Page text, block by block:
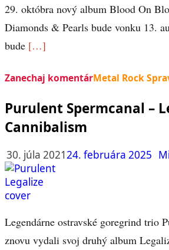
29. októbra nový album Blood On
Diamonds & Pearls bude vonku 13.
bude […]
Zanechaj komentárMetal Rock
Purulent Spermcanal –
Cannibalism
30. júla 202124. februára 2025
Legendárne ostravské goregrind trio
znovu vydali svoj druhý album